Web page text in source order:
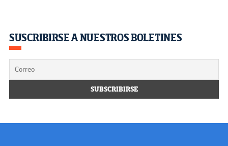
SUSCRIBIRSE A NUESTROS BOLETINES